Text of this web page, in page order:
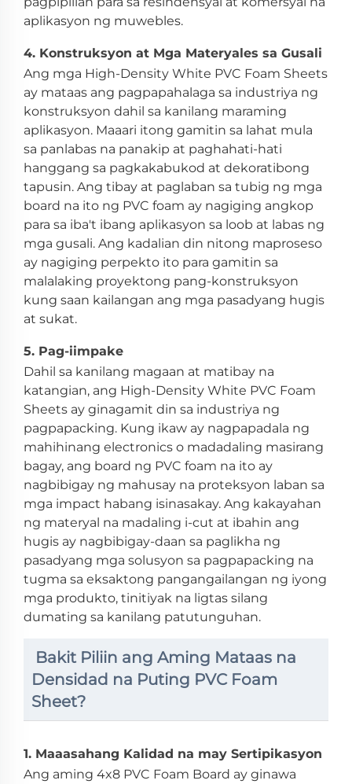
aplikasyon ng muwebles.
4. Konstruksyon at Mga Materyales sa Gusali
Ang mga High-Density White PVC Foam Sheets
ay mataas ang pagpapahalaga sa industriya ng
konstruksyon dahil sa kanilang maraming
aplikasyon. Maaari itong gamitin sa lahat mula
sa panlabas na panakip at paghahati-hati
hanggang sa pagkakabukod at dekoratibong
tapusin. Ang tibay at paglaban sa tubig ng mga
board na ito ng PVC foam ay nagiging angkop
para sa iba't ibang aplikasyon sa loob at labas ng
mga gusali. Ang kadalian din nitong maproseso
ay nagiging perpekto ito para gamitin sa
malalaking proyektong pang-konstruksyon
kung saan kailangan ang mga pasadyang hugis
at sukat.
5. Pag-iimpake
Dahil sa kanilang magaan at matibay na
katangian, ang High-Density White PVC Foam
Sheets ay ginagamit din sa industriya ng
pagpapacking. Kung ikaw ay nagpapadala ng
mahihinang electronics o madadaling masirang
bagay, ang board ng PVC foam na ito ay
nagbibigay ng mahusay na proteksyon laban sa
mga impact habang isinasakay. Ang kakayahan
ng materyal na madaling i-cut at ibahin ang
hugis ay nagbibigay-daan sa paglikha ng
pasadyang mga solusyon sa pagpapacking na
tugma sa eksaktong pangangailangan ng iyong
mga produkto, tinitiyak na ligtas silang
dumating sa kanilang patutunguhan.
Bakit Piliin ang Aming Mataas na
Densidad na Puting PVC Foam
Sheet?
1. Maaasahang Kalidad na may Sertipikasyon
Ang aming 4x8 PVC Foam Board ay ginawa